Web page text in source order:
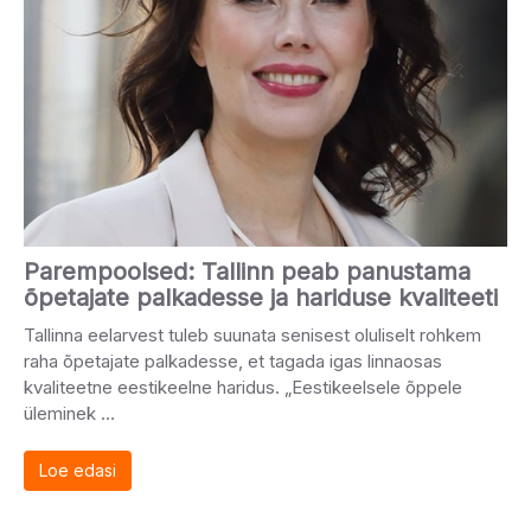
Parempoolsed: Tallinn peab panustama
õpetajate palkadesse ja hariduse kvaliteeti
Tallinna eelarvest tuleb suunata senisest oluliselt rohkem
raha õpetajate palkadesse, et tagada igas linnaosas
kvaliteetne eestikeelne haridus. „Eestikeelsele õppele
üleminek …
Loe edasi